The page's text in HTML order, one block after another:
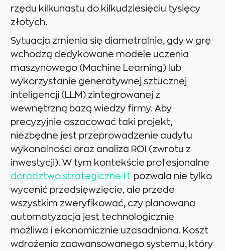
rzędu kilkunastu do kilkudziesięciu tysięcy
złotych.
Sytuacja zmienia się diametralnie, gdy w grę
wchodzą dedykowane modele uczenia
maszynowego (Machine Learning) lub
wykorzystanie generatywnej sztucznej
inteligencji (LLM) zintegrowanej z
wewnętrzną bazą wiedzy firmy. Aby
precyzyjnie oszacować taki projekt,
niezbędne jest przeprowadzenie audytu
wykonalności oraz analiza ROI (zwrotu z
inwestycji). W tym kontekście profesjonalne
doradztwo strategiczne IT pozwala nie tylko
wycenić przedsięwzięcie, ale przede
wszystkim zweryfikować, czy planowana
automatyzacja jest technologicznie
możliwa i ekonomicznie uzasadniona. Koszt
wdrożenia zaawansowanego systemu, który